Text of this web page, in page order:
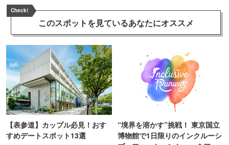
Check!
このスポットを見ているあなたにオススメ
【表参道】カップル必見！おす
すめデートスポット13選
“境界を溶かす”挑戦！ 東京国立
博物館で1日限りのインクルーシ